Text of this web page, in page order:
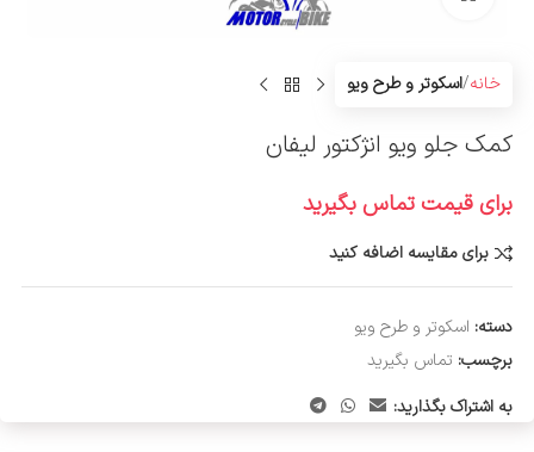
خانه اسکوتر و طرح ویو
کمک جلو ویو انژکتور لیفان
برای قیمت تماس بگیرید
برای مقایسه اضافه کنید
دسته: اسکوتر و طرح ویو
برچسب: تماس بگیرید
به اشتراک بگذارید: